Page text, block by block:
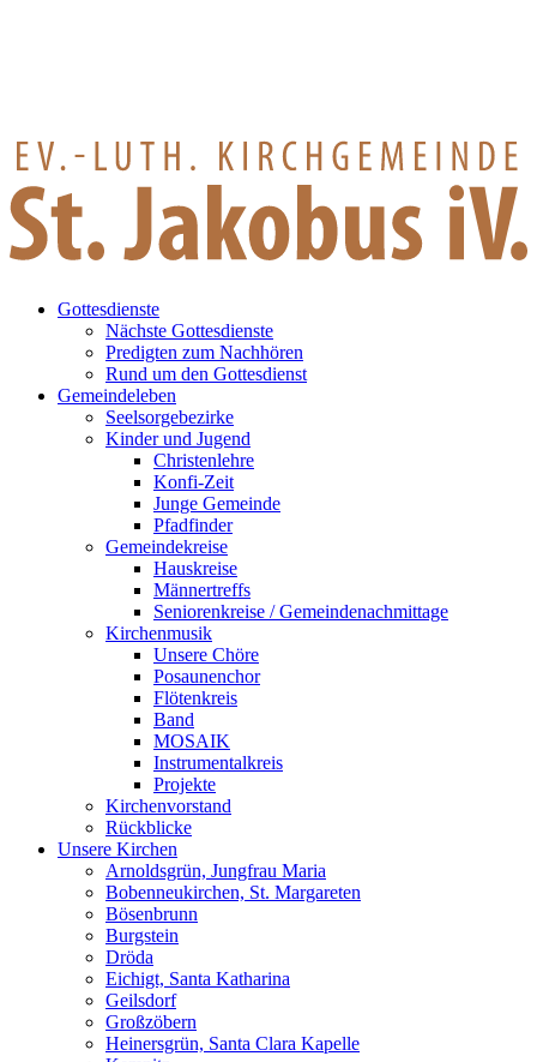
Gottesdienste
Nächste Gottesdienste
Predigten zum Nachhören
Rund um den Gottesdienst
Gemeindeleben
Seelsorgebezirke
Kinder und Jugend
Christenlehre
Konfi-Zeit
Junge Gemeinde
Pfadfinder
Gemeindekreise
Hauskreise
Männertreffs
Seniorenkreise / Gemeindenachmittage
Kirchenmusik
Unsere Chöre
Posaunenchor
Flötenkreis
Band
MOSAIK
Instrumentalkreis
Projekte
Kirchenvorstand
Rückblicke
Unsere Kirchen
Arnoldsgrün, Jungfrau Maria
Bobenneukirchen, St. Margareten
Bösenbrunn
Burgstein
Dröda
Eichigt, Santa Katharina
Geilsdorf
Großzöbern
Heinersgrün, Santa Clara Kapelle